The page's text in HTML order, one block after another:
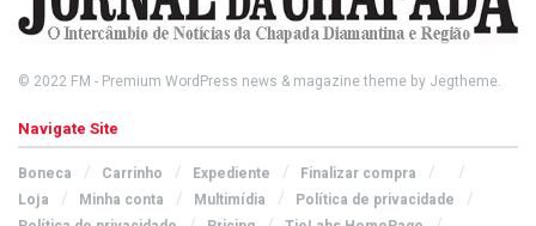
© 2022 FM - Premium WordPress news & magazine theme by Jegtheme.
Navigate Site
Boneca Carrinho Expediente
Finalizar compra
Loja
Minha conta Multimídia
Política de privacidade